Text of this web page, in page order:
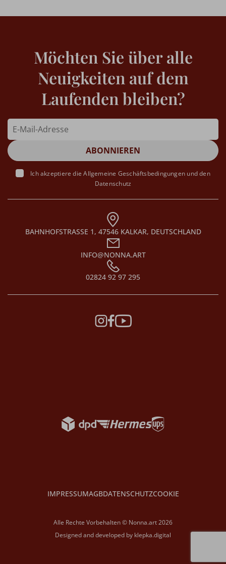
Möchten Sie über alle
Neuigkeiten auf dem
Laufenden bleiben?
Ich akzeptiere dieAllgemeine Geschäftsbedingungen und den
Datenschutz
BAHNHOFSTRASSE 1, 47546 KALKAR, DEUTSCHLAND
INFO@NONNA.ART
02824 92 97 295
Alle Rechte Vorbehalten © Nonna.art 2026
IMPRESSUMAGBDATENSCHUTZCOOKIE
Designed and developed by klepka.digital